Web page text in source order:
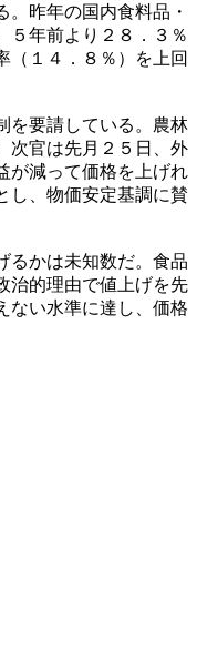
。昨年の国内食料品・
５年前より２８．３％
（１４．８％）を上回
を要請している。農林
次官は先月２５日、外
が減って価格を上げれ
し、物価安定基調に賛
るかは未知数だ。食品
治的理由で値上げを先
ない水準に達し、価格